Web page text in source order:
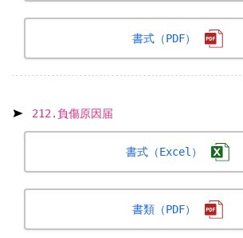
書式（PDF）
212.負傷原因届
書式（Excel）
書類（PDF）